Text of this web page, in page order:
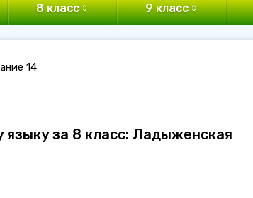
8 класс 9 класс
14
за 8 класс: Ладыженская